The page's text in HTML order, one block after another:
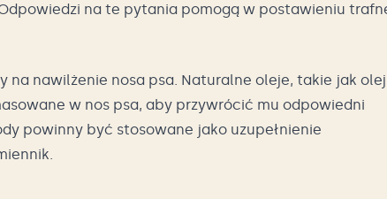
na te pytania pomogą w postawieniu
na nawilżenie nosa psa. Naturalne oleje, takie jak olej
w nos psa, aby przywrócić mu odpowiedni
powinny być stosowane jako uzupełnienie